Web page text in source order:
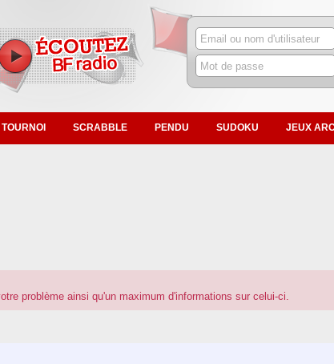
TOURNOI SCRABBLE PENDU SUDOKU JEUX
problème ainsi qu'un maximum d'informations sur celui-ci.